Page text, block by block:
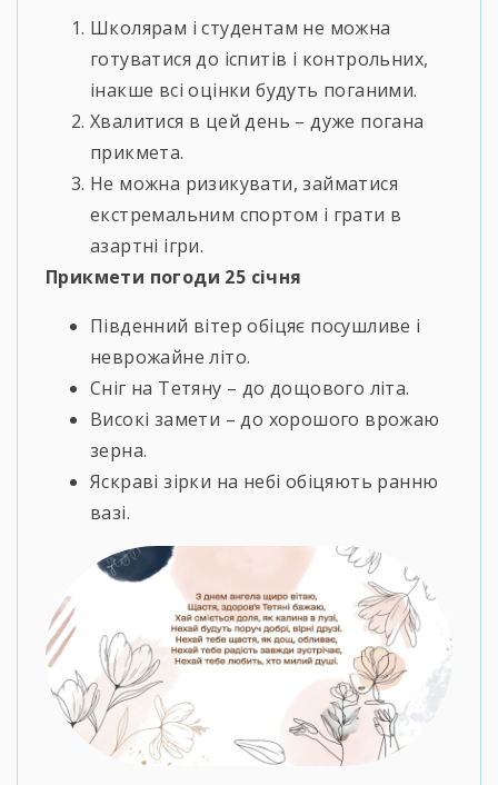
Школярам і студентам не можна
готуватися до іспитів і контрольних,
інакше всі оцінки будуть поганими.
Хвалитися в цей день – дуже погана
прикмета.
Не можна ризикувати, займатися
екстремальним спортом і грати в
азартні ігри.
Прикмети погоди 25 січня
Південний вітер обіцяє посушливе і
неврожайне літо.
Сніг на Тетяну – до дощового літа.
Високі замети – до хорошого врожаю
зерна.
Яскраві зірки на небі обіцяють ранню
вазі.